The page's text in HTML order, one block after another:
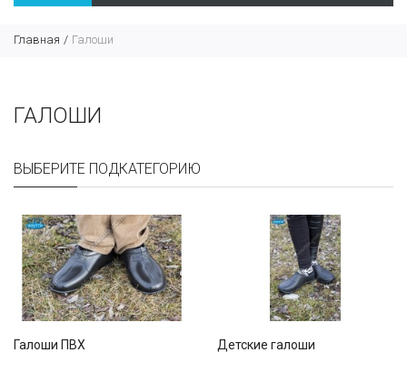
Главная Галоши
ГАЛОШИ
ВЫБЕРИТЕ ПОДКАТЕГОРИЮ
Галоши ПВХ Детские галоши